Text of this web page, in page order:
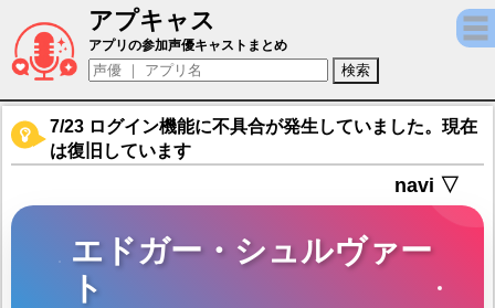
アプキャス
エドガー・シュルヴァート（声優：野島健
アプリの参加声優キャストまとめ
7/23 ログイン機能に不具合が発生していました。現在
は復旧しています
navi ▽
エドガー・シュルヴァー
ト